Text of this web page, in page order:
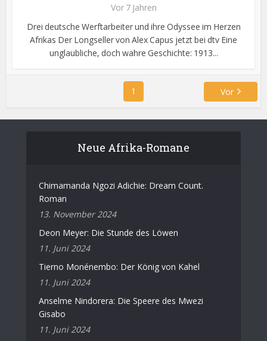
Vor 7 Jahren
Drei deutsche Werftarbeiter und ihre Odyssee im Herzen
Afrikas Der Longseller von Alex Capus jetzt bei dtv Eine
unglaubliche, doch wahre Geschichte: 1913...
1 Vor
Neue Afrika-Romane
Chimamanda Ngozi Adichie: Dream Count.
Roman
13. November 2024
Deon Meyer: Die Stunde des Löwen
11. Juni 2024
Tierno Monénembo: Der König von Kahel
11. Juni 2024
Anselme Nindorera: Die Speere des Mwezi
Gisabo
11. Juni 2024